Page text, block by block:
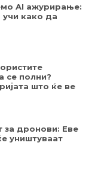
AI ажурирање:
учи како да
се полни?
што ќе ве
за дронови: Еве
уништуваат